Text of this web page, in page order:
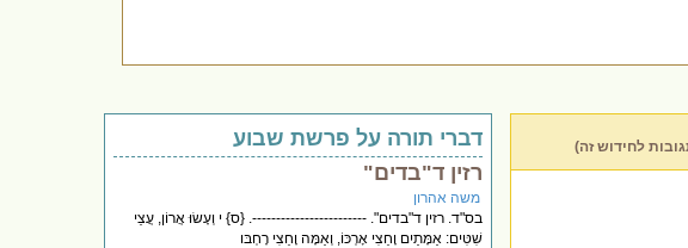
דברי תורה על פרשת שבוע
רזין ד"בדים"
משה אהרון
בס"ד. רזין ד"בדים". ------------------------. {ס} י וְעָשׂוּ אֲרוֹן, עֲצֵי
שִׁטִּים: אַמָּתַיִם וָחֵצִי אָרְכּוֹ, וְאַמָּה וָחֵצִי רָחְבּו